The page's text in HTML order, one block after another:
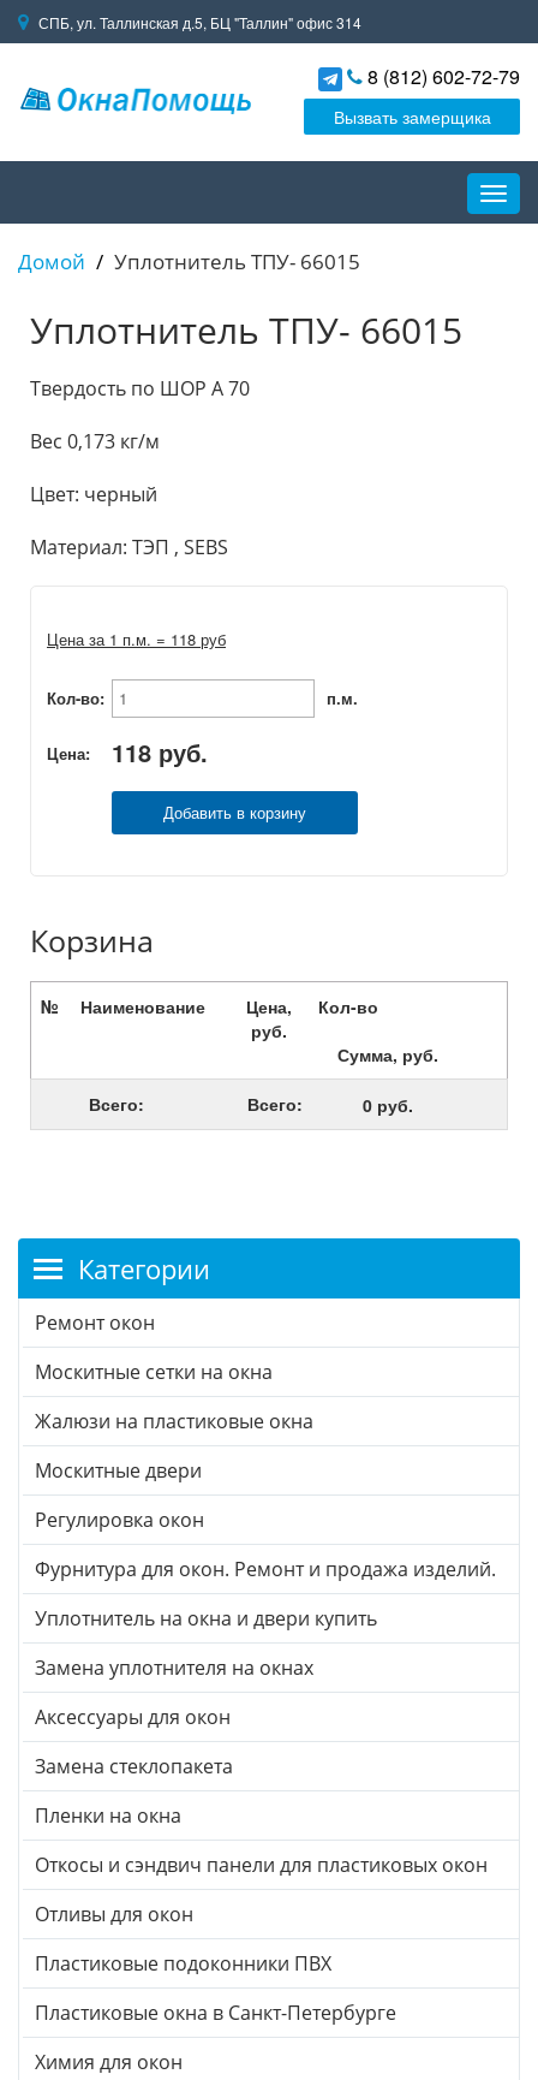
СПБ, ул. Таллинская д.5, БЦ "Таллин" офис 314
8 (812) 602-72-79
Вызвать замерщика
Домой Уплотнитель ТПУ- 66015
Уплотнитель ТПУ- 66015
Твердость по ШОР А 70
Вес 0,173 кг/м
Цвет: черный
Материал: ТЭП , SEBS
Цена за 1 п.м. = 118 руб
Кол-во: п.м.
Цена: 118 руб.
Добавить в корзину
Корзина
№ Наименование
Цена,
руб.
Кол-во
Сумма, руб.
Всего: Всего: 0 руб.
Категории
Ремонт окон
Москитные сетки на окна
Жалюзи на пластиковые окна
Москитные двери
Регулировка окон
Фурнитура для окон. Ремонт и продажа изделий.
Уплотнитель на окна и двери купить
Замена уплотнителя на окнах
Аксессуары для окон
Замена стеклопакета
Пленки на окна
Откосы и сэндвич панели для пластиковых окон
Отливы для окон
Пластиковые подоконники ПВХ
Пластиковые окна в Санкт-Петербурге
Химия для окон